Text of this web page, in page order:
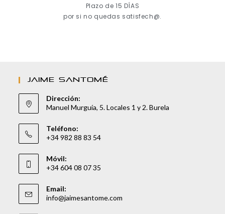
Plazo de 15 DÍAS
por si no quedas satisfech@.
JAIME SANTOMÉ
Dirección:
Manuel Murguía, 5. Locales 1 y 2. Burela
Teléfono:
+34 982 88 83 54
Móvil:
+34 604 08 07 35
Email:
info@jaimesantome.com